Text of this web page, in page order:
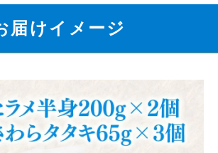
届けイメージ